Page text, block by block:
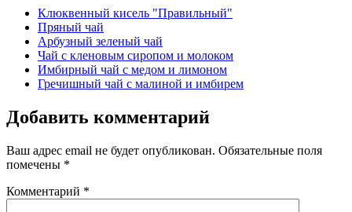
Клюквенный кисель "Правильный"
Пряный чай
Арбузный зеленый чай
Чай с кленовым сиропом и молоком
Имбирный чай с медом и лимоном
Гречишный чай с малиной и имбирем
Добавить комментарий
Ваш адрес email не будет опубликован. Обязательные поля
помечены *
Комментарий *